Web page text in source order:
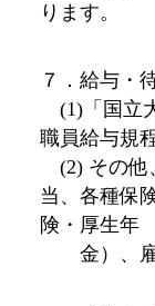
ります。
７．給与・
(1)「国立
職員給与規
(2) その他
当、各種保
険・厚生年
金）、雇